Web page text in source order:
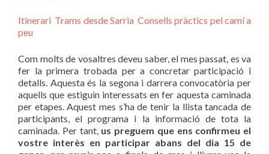
Itinerari Trams desde Sarria Consells pràctics pel camí a
peu
Com molts de vosaltres deveu saber, el mes passat, es va
fer la primera trobada per a concretar participació i
detalls. Aquesta és la segona i darrera convocatòria per
aquells que estiguin interessats en fer aquesta caminada
per etapes. Aquest mes s’ha de tenir la llista tancada de
participants, el programa i la informació de tota la
caminada. Per tant, us preguem que ens confirmeu el
vostre interès en participar abans del dia 15 de